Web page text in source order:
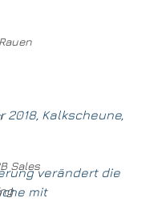
Sales
2018, Kalkscheune,
verändert die
mit